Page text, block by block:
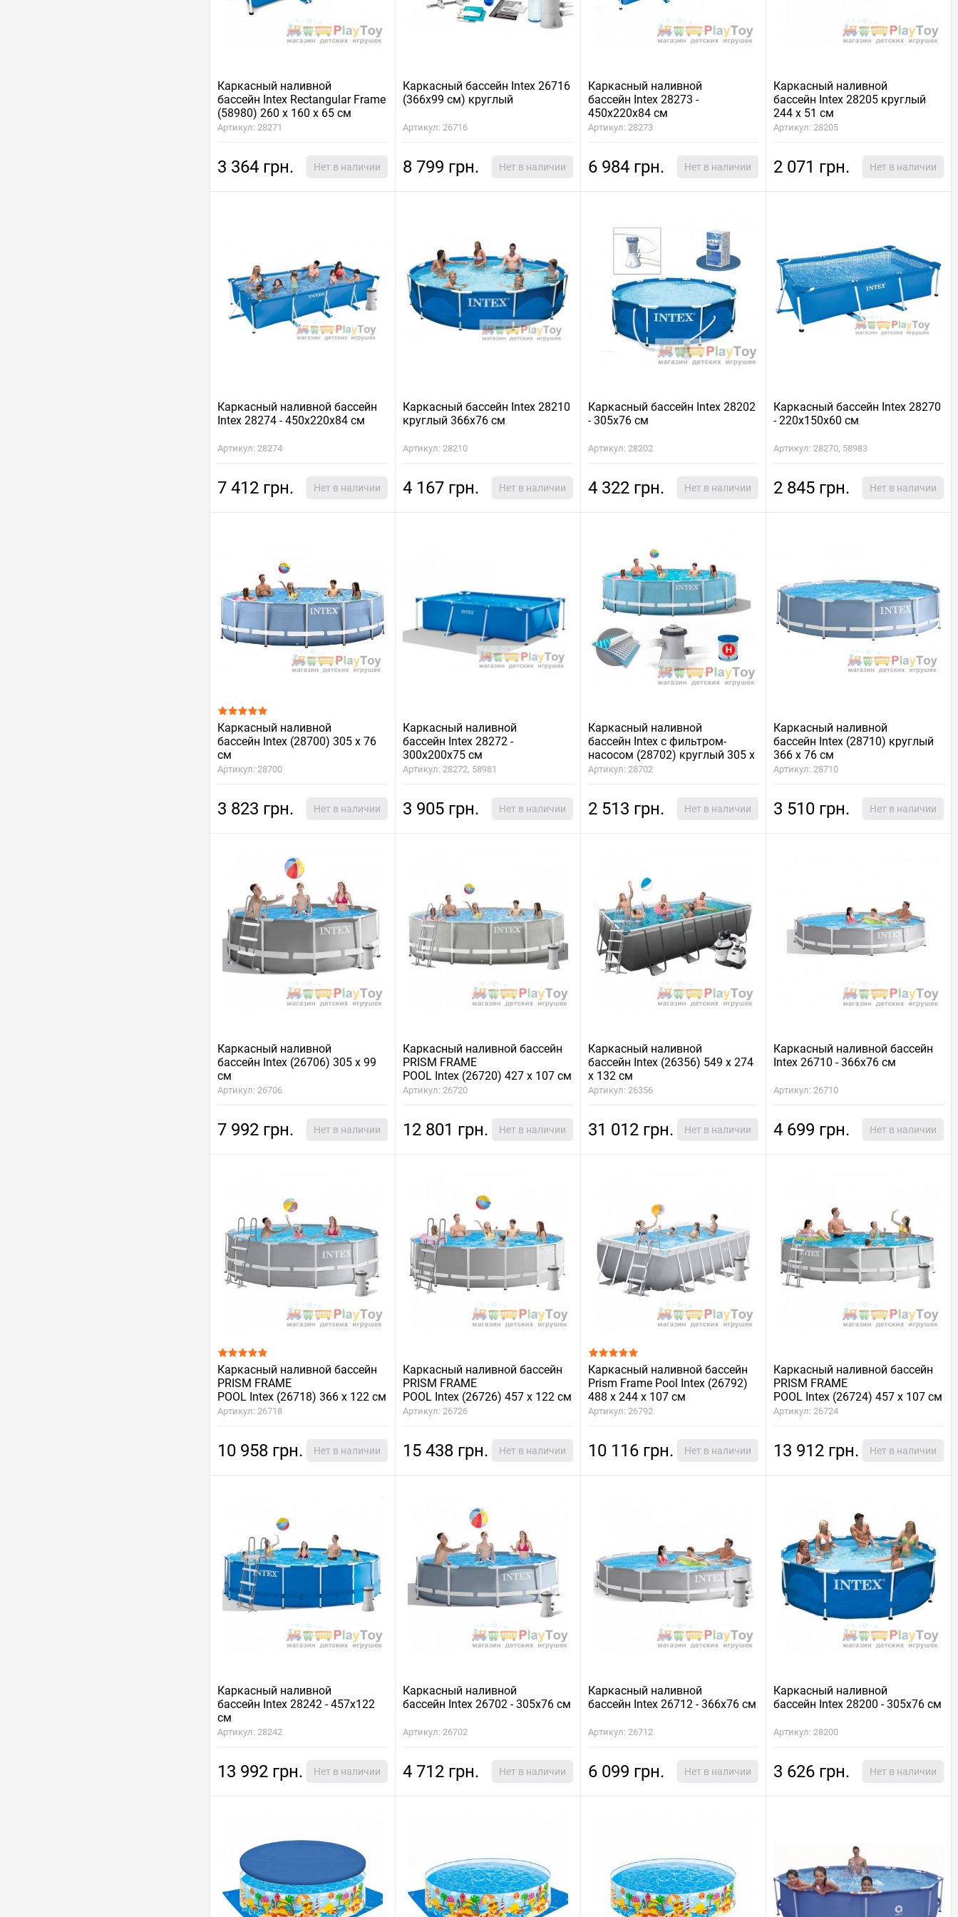
Каркасный наливной
бассейн Intex Rectangular Frame Pool 28271
(58980) 260 х 160 х 65 см
Артикул: 28271
3 364 грн. Нет в наличии
Каркасный бассейн Intex 26716
(366х99 см) круглый
Артикул: 26716
8 799 грн. Нет в наличии
Каркасный наливной
бассейн Intex 28273 -
450х220х84 см
Артикул: 28273
6 984 грн. Нет в наличии
Каркасный наливной
бассейн Intex 28205 круглый
244 х 51 см
Артикул: 28205
2 071 грн. Нет в наличии
Каркасный наливной бассейн
Intex 28274 - 450х220х84 см
Артикул: 28274
7 412 грн. Нет в наличии
Каркасный бассейн Intex 28210
круглый 366х76 см
Артикул: 28210
4 167 грн. Нет в наличии
Каркасный бассейн Intex 28202
- 305х76 см
Артикул: 28202
4 322 грн. Нет в наличии
Каркасный бассейн Intex 28270
- 220х150х60 см
Артикул: 28270, 58983
2 845 грн. Нет в наличии
Каркасный наливной
бассейн Intex (28700) 305 х 76
см
Артикул: 28700
3 823 грн. Нет в наличии
Каркасный наливной
бассейн Intex 28272 -
300х200х75 см
Артикул: 28272, 58981
3 905 грн. Нет в наличии
Каркасный наливной
бассейн Intex с фильтром-
насосом (28702) круглый 305 х
76 см
Артикул: 28702
2 513 грн. Нет в наличии
Каркасный наливной
бассейн Intex (28710) круглый
366 х 76 см
Артикул: 28710
3 510 грн. Нет в наличии
Каркасный наливной
бассейн Intex (26706) 305 х 99
см
Артикул: 26706
7 992 грн. Нет в наличии
Каркасный наливной бассейн
PRISM FRAME
POOL Intex (26720) 427 х 107 см
Артикул: 26720
12 801 грн. Нет в наличии
Каркасный наливной
бассейн Intex (26356) 549 х 274
х 132 см
Артикул: 26356
31 012 грн. Нет в наличии
Каркасный наливной бассейн
Intex 26710 - 366х76 см
Артикул: 26710
4 699 грн. Нет в наличии
Каркасный наливной бассейн
PRISM FRAME
POOL Intex (26718) 366 х 122 см
Артикул: 26718
10 958 грн. Нет в наличии
Каркасный наливной бассейн
PRISM FRAME
POOL Intex (26726) 457 х 122 см
Артикул: 26726
15 438 грн. Нет в наличии
Каркасный наливной бассейн
Prism Frame Pool Intex (26792)
488 х 244 х 107 см
Артикул: 26792
10 116 грн. Нет в наличии
Каркасный наливной бассейн
PRISM FRAME
POOL Intex (26724) 457 х 107 см
Артикул: 26724
13 912 грн. Нет в наличии
Каркасный наливной
бассейн Intex 28242 - 457х122
см
Артикул: 28242
13 992 грн. Нет в наличии
Каркасный наливной
бассейн Intex 26702 - 305х76 см
Артикул: 26702
4 712 грн. Нет в наличии
Каркасный наливной
бассейн Intex 26712 - 366х76 см
Артикул: 26712
6 099 грн. Нет в наличии
Каркасный наливной
бассейн Intex 28200 - 305х76 см
Артикул: 28200
3 626 грн. Нет в наличии